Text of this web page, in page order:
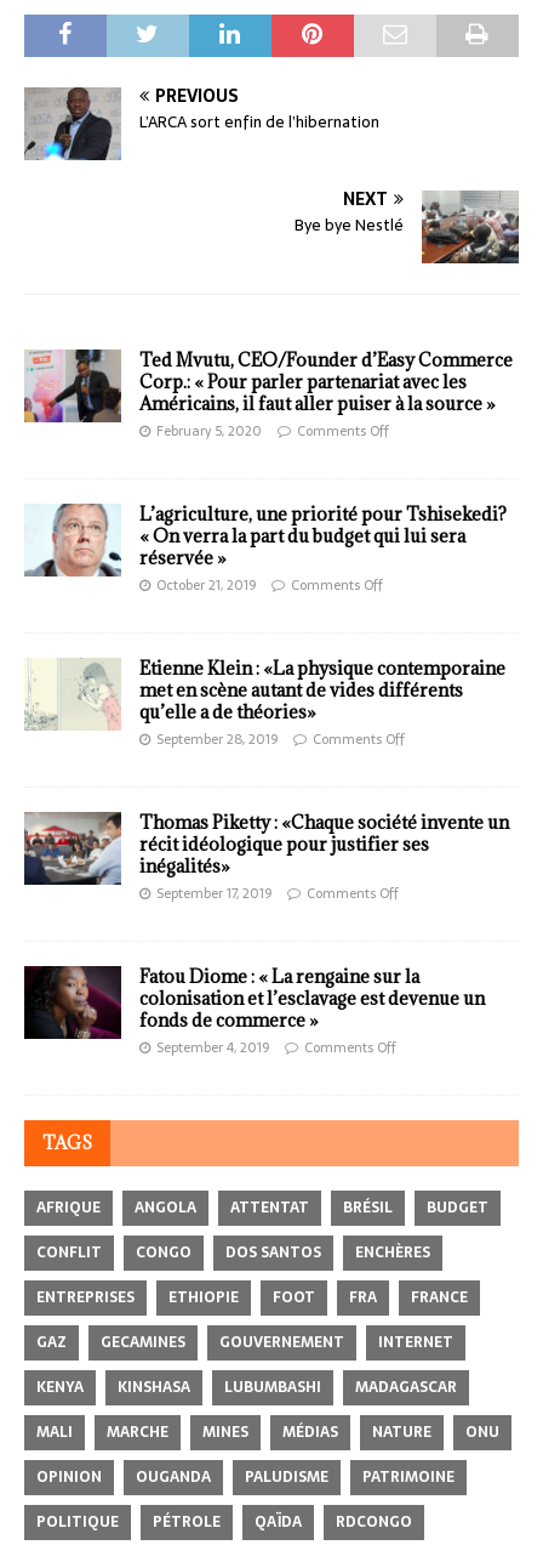
PREVIOUS
L’ARCA sort enfin de l’hibernation
NEXT
Bye bye Nestlé
Ted Mvutu, CEO/Founder d’Easy Commerce
Corp.: « Pour parler partenariat avec les
Américains, il faut aller puiser à la source »
February 5, 2020 Comments Off
L’agriculture, une priorité pour Tshisekedi?
« On verra la part du budget qui lui sera
réservée »
October 21, 2019 Comments Off
Etienne Klein : «La physique contemporaine
met en scène autant de vides différents
qu’elle a de théories»
September 28, 2019 Comments Off
Thomas Piketty : «Chaque société invente un
récit idéologique pour justifier ses
inégalités»
September 17, 2019 Comments Off
Fatou Diome : « La rengaine sur la
colonisation et l’esclavage est devenue un
fonds de commerce »
September 4, 2019 Comments Off
TAGS
AFRIQUE ANGOLA ATTENTAT BRÉSIL
BUDGET
CONFLIT
CONGO DOS SANTOS
ENCHÈRES
ENTREPRISES
ETHIOPIE FOOT FRA
FRANCE
GAZ
GECAMINES GOUVERNEMENT
INTERNET
KENYA
KINSHASA LUBUMBASHI
MADAGASCAR
MALI
MARCHE MINES MÉDIAS NATURE
ONU
OPINION
OUGANDA PALUDISME
PATRIMOINE
POLITIQUE
PÉTROLE QAÏDA RDCONGO